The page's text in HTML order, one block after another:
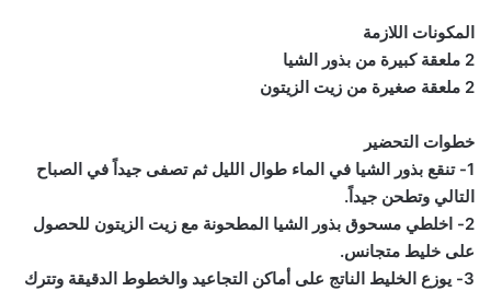
المكونات اللازمة
2 ملعقة كبيرة من بذور الشيا
2 ملعقة صغيرة من زيت الزيتون
خطوات التحضير
1- تنقع بذور الشيا في الماء طوال الليل ثم تصفى جيداً في الصباح
التالي وتطحن جيداً.
2- اخلطي مسحوق بذور الشيا المطحونة مع زيت الزيتون للحصول
على خليط متجانس.
3- يوزع الخليط الناتج على أماكن التجاعيد والخطوط الدقيقة وتترك